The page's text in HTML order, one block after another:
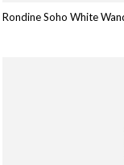
Rondine Soho White